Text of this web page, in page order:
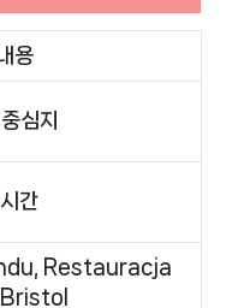
내용
심지
간
Restauracja